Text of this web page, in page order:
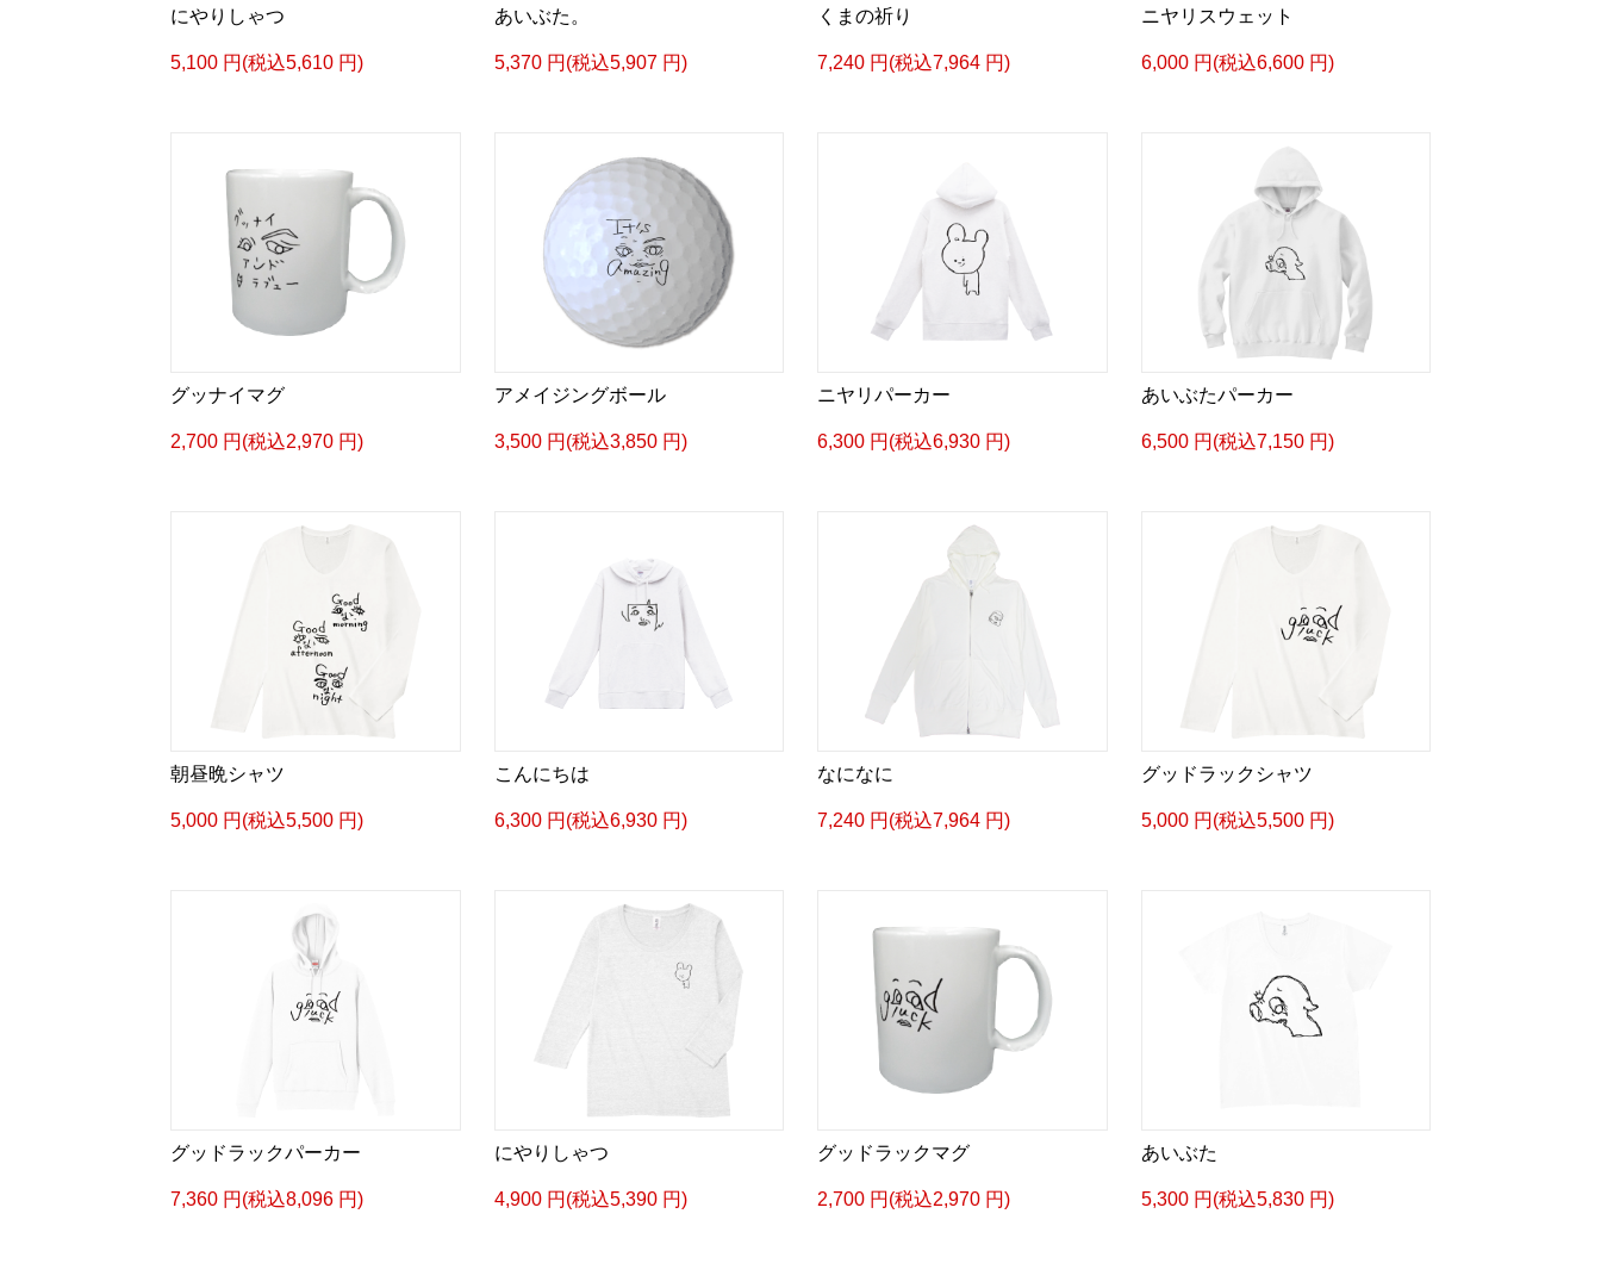
にやりしゃつ
5,100 円(税込5,610 円)
あいぶた。
5,370 円(税込5,907 円)
くまの祈り
7,240 円(税込7,964 円)
ニヤリスウェット
6,000 円(税込6,600 円)
グッナイマグ
2,700 円(税込2,970 円)
アメイジングボール
3,500 円(税込3,850 円)
ニヤリパーカー
6,300 円(税込6,930 円)
あいぶたパーカー
6,500 円(税込7,150 円)
朝昼晩シャツ
5,000 円(税込5,500 円)
こんにちは
6,300 円(税込6,930 円)
なになに
7,240 円(税込7,964 円)
グッドラックシャツ
5,000 円(税込5,500 円)
グッドラックパーカー
7,360 円(税込8,096 円)
にやりしゃつ
4,900 円(税込5,390 円)
グッドラックマグ
2,700 円(税込2,970 円)
あいぶた
5,300 円(税込5,830 円)